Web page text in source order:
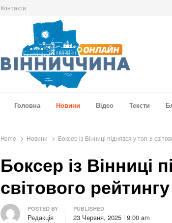
Контакти
Головна
Новини Відео Тексти
Home Новини Боксер із Вінниці піднявся у топ-5
Боксер із Вінниці
світового рейтингу
Author
POSTED BY
Редакція
PUBLISHED
23 Червня, 2025 9:00 am